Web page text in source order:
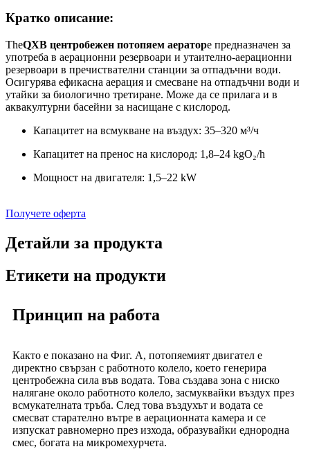
Кратко описание:
TheQXB центробежен потопяем аераторе предназначен за
употреба в аерационни резервоари и утаително-аерационни
резервоари в пречиствателни станции за отпадъчни води.
Осигурява ефикасна аерация и смесване на отпадъчни води и
утайки за биологично третиране. Може да се прилага и в
аквакултурни басейни за насищане с кислород.
Капацитет на всмукване на въздух: 35–320 м³/ч
Капацитет на пренос на кислород: 1,8–24 kgO₂/h
Мощност на двигателя: 1,5–22 kW
Получете оферта
Детайли за продукта
Етикети на продукти
Принцип на работа
Както е показано на Фиг. А, потопяемият двигател е
директно свързан с работното колело, което генерира
центробежна сила във водата. Това създава зона с ниско
налягане около работното колело, засмуквайки въздух през
всмукателната тръба. След това въздухът и водата се
смесват старателно вътре в аерационната камера и се
изпускат равномерно през изхода, образувайки еднородна
смес, богата на микромехурчета.